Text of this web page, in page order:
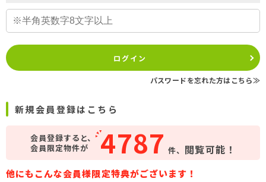
ログイン
パスワードを忘れた方はこちら≫
新規会員登録はこちら
会員登録すると、
会員限定物件が
4787 件、 閲覧可能！
他にもこんな会員様限定特典がございます！